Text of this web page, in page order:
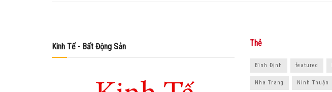
Kinh Tế - Bất Động Sản Thẻ
Bình Định featured
Nha Trang Ninh Thuận